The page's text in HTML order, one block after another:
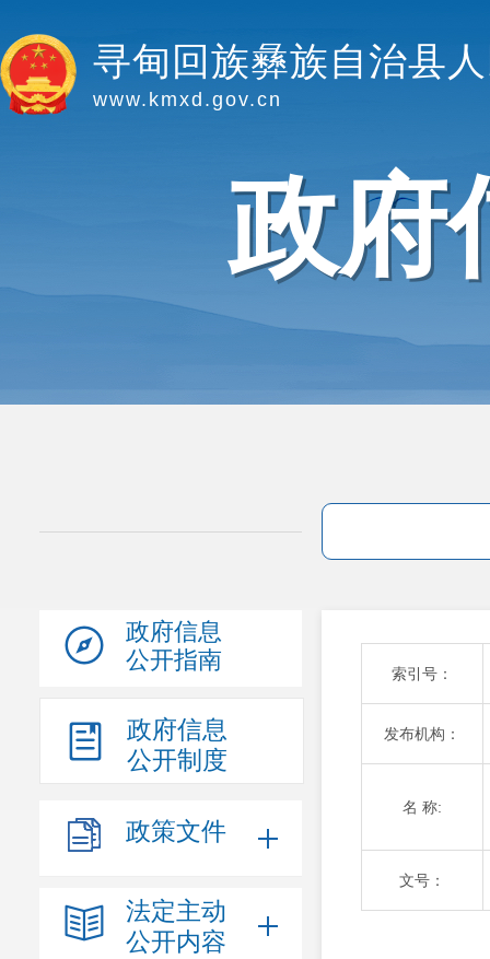
寻甸回族彝族自治县
www.kmxd.gov.cn
政府
政府信息
公开指南
政府信息
公开制度
政策文件
法定主动
公开内容
索引号：
发布机构：
名 称:
文号：